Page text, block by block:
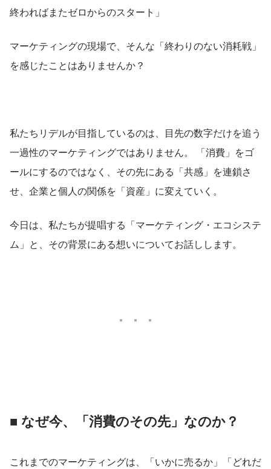
終わればまたゼロからのスタート」
マーケティングの現場で、そんな「終わりのない消耗戦」
を感じたことはありませんか？
私たちリデルが目指しているのは、目先の数字だけを追う
一過性のマーケティングではありません。 「消費」をゴ
ールにするのではなく、その先にある「共感」を連鎖さ
せ、企業と個人の関係を「資産」に変えていく。
今日は、私たちが提唱する「マーケティング・エコシステ
ム」と、その背景にある想いについてお話しします。
■ なぜ今、「消費のその先」なのか？
これまでのマーケティングは、「いかに売るか」「どれだ